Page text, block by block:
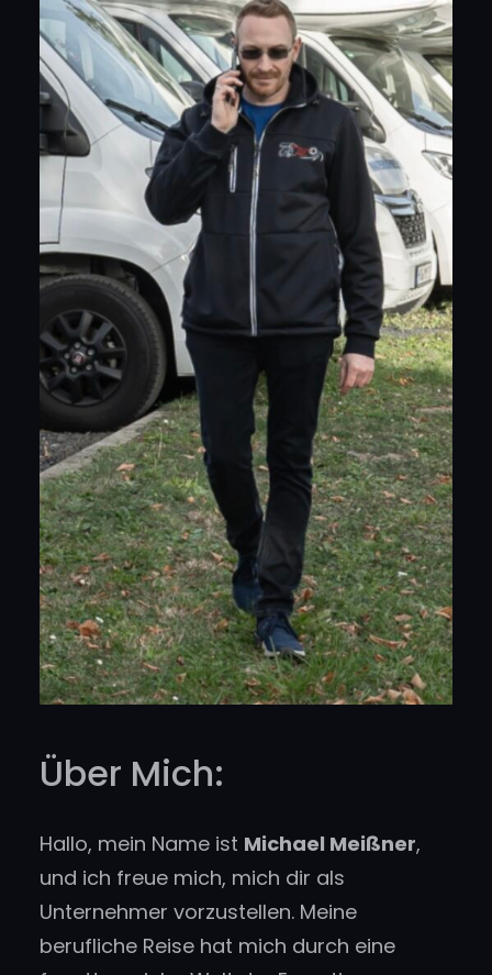
Über Mich:
Hallo, mein Name ist Michael Meißner,
und ich freue mich, mich dir als
Unternehmer vorzustellen. Meine
berufliche Reise hat mich durch eine